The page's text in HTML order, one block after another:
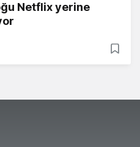
Netflix yerine